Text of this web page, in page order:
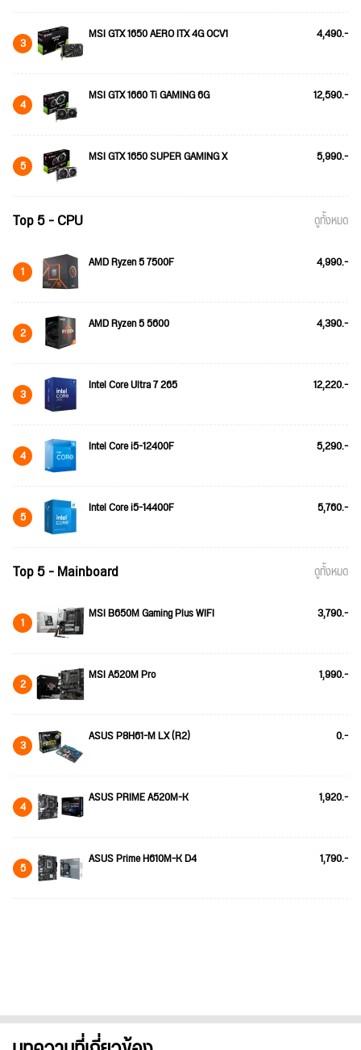
3 MSI GTX 1650 AERO ITX 4G OCV1 4,490.-
4 MSI GTX 1660 Ti GAMING 6G 12,590.-
5 MSI GTX 1650 SUPER GAMING X 5,990.-
Top 5 - CPU ดูทั้งหมด
1 AMD Ryzen 5 7500F 4,990.-
2 AMD Ryzen 5 5600 4,390.-
3 Intel Core Ultra 7 265 12,220.-
4 Intel Core i5-12400F 5,290.-
5 Intel Core i5-14400F 5,760.-
Top 5 - Mainboard ดูทั้งหมด
1 MSI B650M Gaming Plus WIFI 3,790.-
2 MSI A520M Pro 1,990.-
3 ASUS P8H61-M LX (R2) 0.-
4 ASUS PRIME A520M-K 1,920.-
5 ASUS Prime H610M-K D4 1,790.-